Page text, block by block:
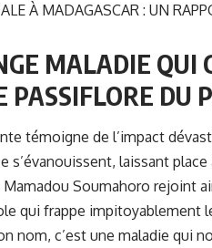
À MADAGASCAR : UN
MALADIE QUI
PASSIFLORE DU
témoigne de l’impact
laissant place
Soumahoro rejoint
qui frappe impitoyablement
nom, c’est une maladie qui